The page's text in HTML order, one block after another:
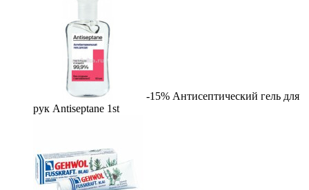
-15% Антисептический гель для
рук Antiseptane 1st